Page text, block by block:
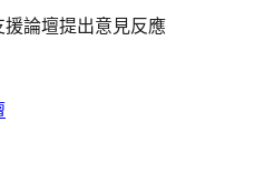
評
論壇提出意見反應